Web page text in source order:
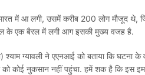
में आ लगी, उसमें करीब 200 लोग मौजूद थे,
के एक बैरल में लगी आग इसकी मुख्‍य वजह है.
श्याम ग्यावली ने एएनआई को बताया कि घटना के
को कोई नुकसान नहीं पहुंचा. हमें शक है कि इस